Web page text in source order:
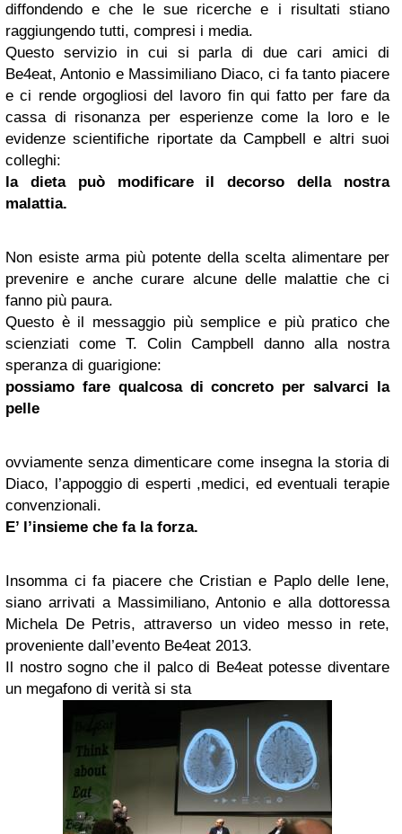
diffondendo e che le sue ricerche e i risultati stiano
raggiungendo tutti, compresi i media.
Questo servizio in cui si parla di due cari amici di
Be4eat, Antonio e Massimiliano Diaco, ci fa tanto piacere
e ci rende orgogliosi del lavoro fin qui fatto per fare da
cassa di risonanza per esperienze come la loro e le
evidenze scientifiche riportate da Campbell e altri suoi
colleghi:
la dieta può modificare il decorso della nostra
malattia.
Non esiste arma più potente della scelta alimentare per
prevenire e anche curare alcune delle malattie che ci
fanno più paura.
Questo è il messaggio più semplice e più pratico che
scienziati come T. Colin Campbell danno alla nostra
speranza di guarigione:
possiamo fare qualcosa di concreto per salvarci la
pelle
ovviamente senza dimenticare come insegna la storia di
Diaco, l’appoggio di esperti ,medici, ed eventuali terapie
convenzionali.
E’ l’insieme che fa la forza.
Insomma ci fa piacere che Cristian e Paplo delle Iene,
siano arrivati a Massimiliano, Antonio e alla dottoressa
Michela De Petris, attraverso un video messo in rete,
proveniente dall’evento Be4eat 2013.
Il nostro sogno che il palco di Be4eat potesse diventare
un megafono di verità si sta